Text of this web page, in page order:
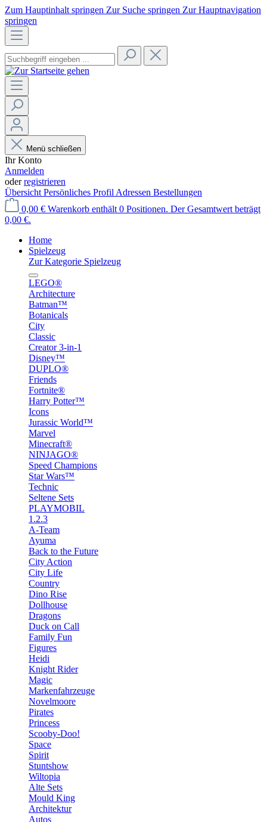
Zum Hauptinhalt springen Zur Suche springen Zur Hauptnavigation
springen
Menü schließen
Ihr Konto
Anmelden
oderregistrieren
Übersicht Persönliches Profil Adressen Bestellungen
0,00 € Warenkorb enthält 0 Positionen. Der Gesamtwert beträgt
0,00 €.
Home
Spielzeug
Zur Kategorie Spielzeug
LEGO®
Architecture
Batman™
Botanicals
City
Classic
Creator 3-in-1
Disney™
DUPLO®
Friends
Fortnite®
Harry Potter™
Icons
Jurassic World™
Marvel
Minecraft®
NINJAGO®
Speed Champions
Star Wars™
Technic
Seltene Sets
PLAYMOBIL
1.2.3
A-Team
Ayuma
Back to the Future
City Action
City Life
Country
Dino Rise
Dollhouse
Dragons
Duck on Call
Family Fun
Figures
Heidi
Knight Rider
Magic
Markenfahrzeuge
Novelmoore
Pirates
Princess
Scooby-Doo!
Space
Spirit
Stuntshow
Wiltopia
Alte Sets
Mould King
Architektur
Autos